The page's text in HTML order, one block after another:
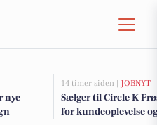
nye
14 timer siden | JOBNYT
Sælger til Circle K
for kundeoplevelse